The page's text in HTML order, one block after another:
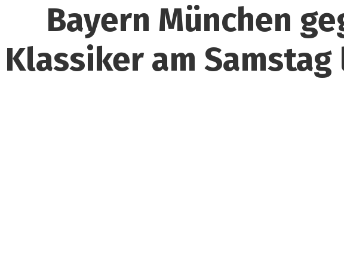
Bayern München
Klassiker am